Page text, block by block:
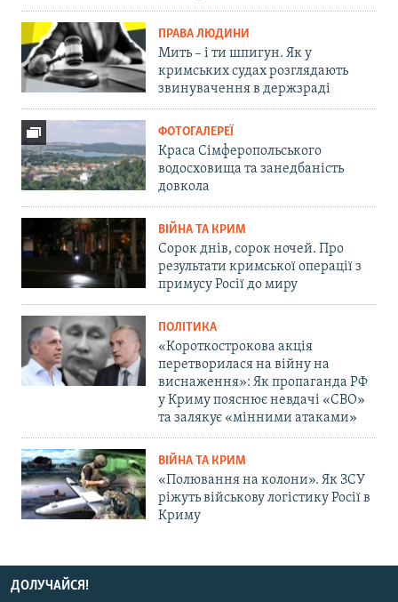
ПРАВА ЛЮДИНИ
Мить – і ти шпигун. Як у
кримських судах розглядають
звинувачення в держзраді
ФОТОГАЛЕРЕЇ
Краса Сімферопольського
водосховища та занедбаність
довкола
ВІЙНА ТА КРИМ
Сорок днів, сорок ночей. Про
результати кримської операції з
примусу Росії до миру
ПОЛІТИКА
«Короткострокова акція
перетворилася на війну на
виснаження»: Як пропаганда РФ
у Криму пояснює невдачі «СВО»
та залякує «мінними атаками»
ВІЙНА ТА КРИМ
«Полювання на колони». Як ЗСУ
ріжуть військову логістику Росії в
Криму
ДОЛУЧАЙСЯ!